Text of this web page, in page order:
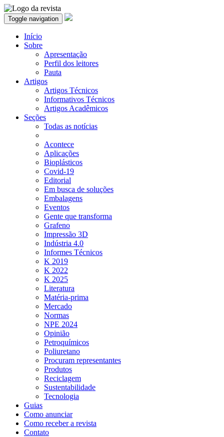
Toggle navigation
Início
Sobre
Apresentação
Perfil dos leitores
Pauta
Artigos
Artigos Técnicos
Informativos Técnicos
Artigos Acadêmicos
Seções
Todas as notícias
Acontece
Aplicações
Bioplásticos
Covid-19
Editorial
Em busca de soluções
Embalagens
Eventos
Gente que transforma
Grafeno
Impressão 3D
Indústria 4.0
Informes Técnicos
K 2019
K 2022
K 2025
Literatura
Matéria-prima
Mercado
Normas
NPE 2024
Opinião
Petroquímicos
Poliuretano
Procuram representantes
Produtos
Reciclagem
Sustentabilidade
Tecnologia
Guias
Como anunciar
Como receber a revista
Contato